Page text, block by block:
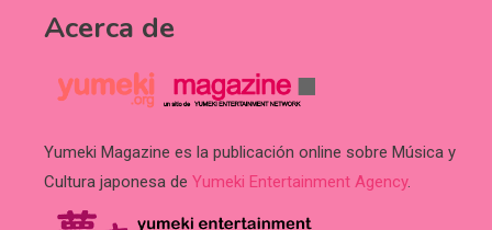
Acerca de
Yumeki Magazine es la publicación online sobre Música y
Cultura japonesa de Yumeki Entertainment Agency.